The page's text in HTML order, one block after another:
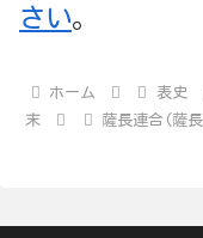
さい。
ホーム 表史
末
薩長連合(薩